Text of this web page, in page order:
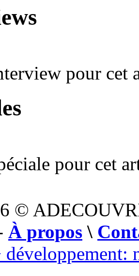
pour cet
pour cet
©
À propos \
développement: